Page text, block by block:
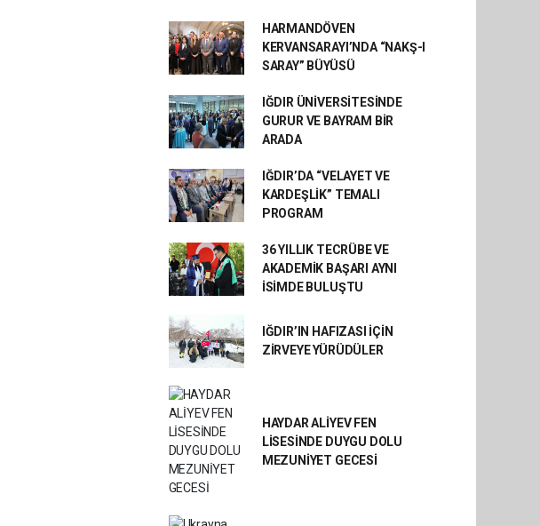
HARMANDÖVEN
KERVANSARAYI’NDA “NAKŞ-I
SARAY” BÜYÜSÜ
IĞDIR ÜNİVERSİTESİNDE
GURUR VE BAYRAM BİR
ARADA
IĞDIR’DA “VELAYET VE
KARDEŞLİK” TEMALI
PROGRAM
36 YILLIK TECRÜBE VE
AKADEMİK BAŞARI AYNI
İSİMDE BULUŞTU
IĞDIR’IN HAFIZASI İÇİN
ZİRVEYE YÜRÜDÜLER
HAYDAR ALİYEV FEN
LİSESİNDE DUYGU DOLU
MEZUNİYET GECESİ